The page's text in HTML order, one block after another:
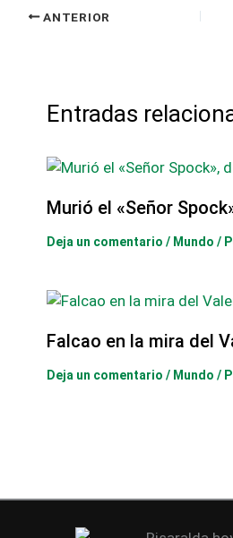
ANTERIOR
Entradas
Murió el «Señor
Deja un comentario / Mundo /
Falcao en la mira del
Deja un comentario / Mundo /